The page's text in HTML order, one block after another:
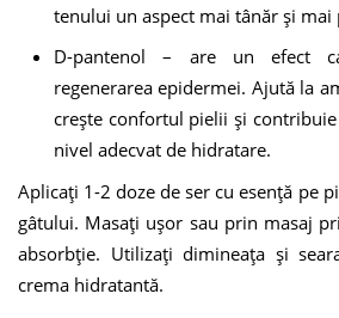
tenului un aspect mai tânăr și mai
D-pantenol – are un efect
regenerarea epidermei. Ajută la
crește confortul pielii și
nivel adecvat de hidratare.
Aplicați 1-2 doze de ser cu esență pe
gâtului. Masați ușor sau prin masaj
absorbție. Utilizați dimineața și
crema hidratantă.